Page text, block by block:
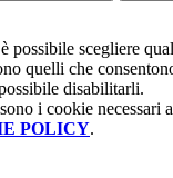
possibile scegliere
quelli che
disabilitarli.
i cookie necessari
POLICY.